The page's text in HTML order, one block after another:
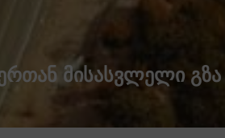
მისასვლელი გზა